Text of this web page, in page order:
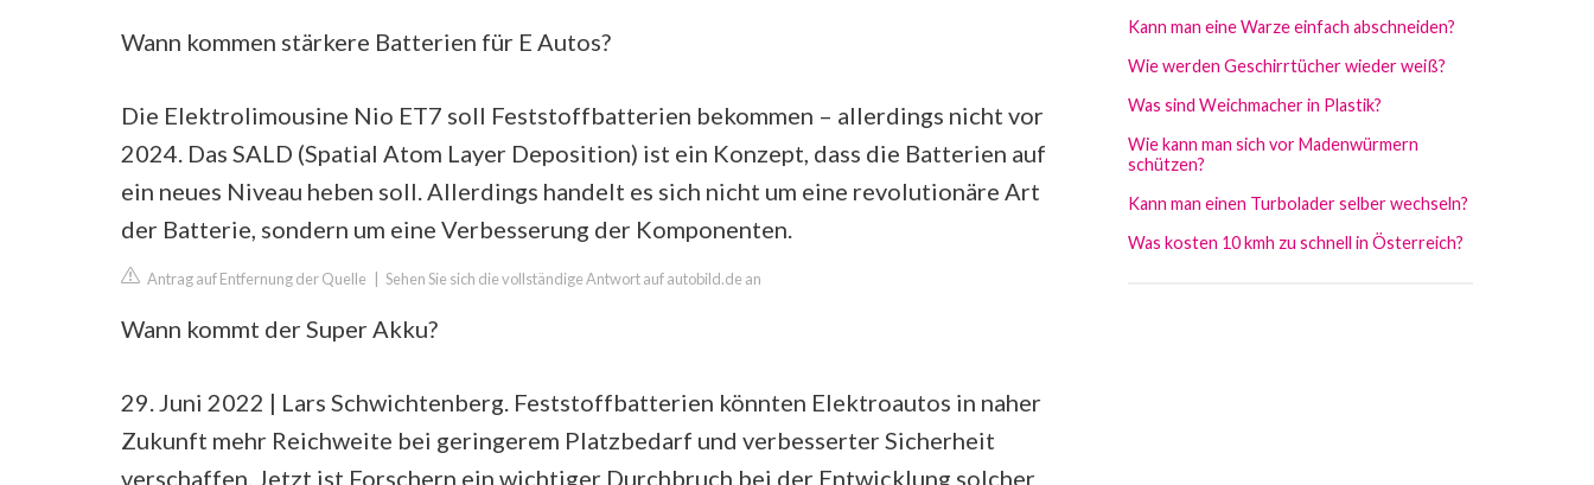
Wann kommen stärkere Batterien für E Autos?
Die Elektrolimousine Nio ET7 soll Feststoffbatterien bekommen – allerdings nicht vor
2024. Das SALD (Spatial Atom Layer Deposition) ist ein Konzept, dass die Batterien auf
ein neues Niveau heben soll. Allerdings handelt es sich nicht um eine revolutionäre Art
der Batterie, sondern um eine Verbesserung der Komponenten.
Antrag auf Entfernung der Quelle Sehen Sie sich die vollständige Antwort auf autobild.de an
Wann kommt der Super Akku?
29. Juni 2022 | Lars Schwichtenberg. Feststoffbatterien könnten Elektroautos in naher
Zukunft mehr Reichweite bei geringerem Platzbedarf und verbesserter Sicherheit
verschaffen. Jetzt ist Forschern ein wichtiger Durchbruch bei der Entwicklung solcher
Kann man eine Warze einfach abschneiden?
Wie werden Geschirrtücher wieder weiß?
Was sind Weichmacher in Plastik?
Wie kann man sich vor Madenwürmern
schützen?
Kann man einen Turbolader selber wechseln?
Was kosten 10 kmh zu schnell in Österreich?